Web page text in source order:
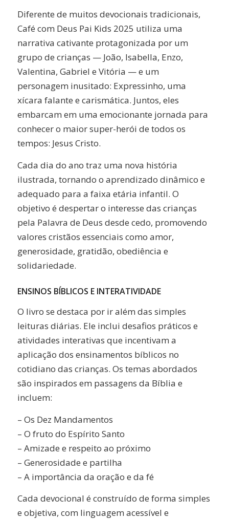
Diferente de muitos devocionais tradicionais,
Café com Deus Pai Kids 2025 utiliza uma
narrativa cativante protagonizada por um
grupo de crianças — João, Isabella, Enzo,
Valentina, Gabriel e Vitória — e um
personagem inusitado: Expressinho, uma
xícara falante e carismática. Juntos, eles
embarcam em uma emocionante jornada para
conhecer o maior super-herói de todos os
tempos: Jesus Cristo.
Cada dia do ano traz uma nova história
ilustrada, tornando o aprendizado dinâmico e
adequado para a faixa etária infantil. O
objetivo é despertar o interesse das crianças
pela Palavra de Deus desde cedo, promovendo
valores cristãos essenciais como amor,
generosidade, gratidão, obediência e
solidariedade.
ENSINOS BÍBLICOS E INTERATIVIDADE
O livro se destaca por ir além das simples
leituras diárias. Ele inclui desafios práticos e
atividades interativas que incentivam a
aplicação dos ensinamentos bíblicos no
cotidiano das crianças. Os temas abordados
são inspirados em passagens da Bíblia e
incluem:
– Os Dez Mandamentos
– O fruto do Espírito Santo
– Amizade e respeito ao próximo
– Generosidade e partilha
– A importância da oração e da fé
Cada devocional é construído de forma simples
e objetiva, com linguagem acessível e